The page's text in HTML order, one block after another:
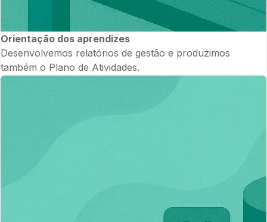
Orientação dos aprendizes
Desenvolvemos relatórios de gestão e produzimos
também o Plano de Atividades.